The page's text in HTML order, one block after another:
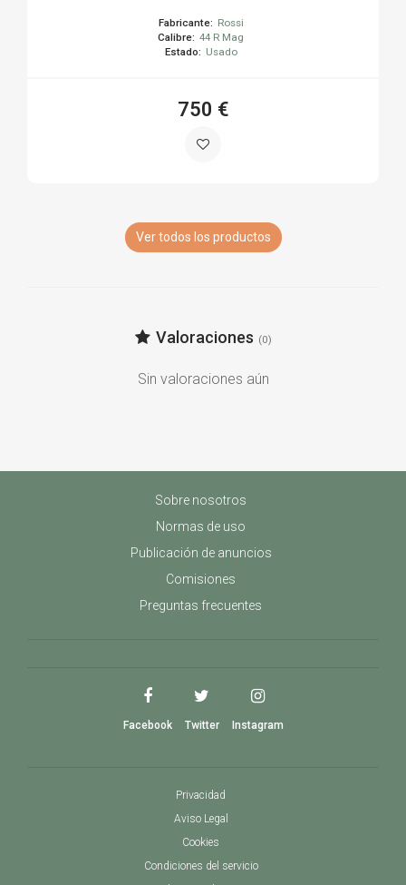
Fabricante: Rossi
Calibre: 44 R Mag
Estado: Usado
750 €
Ver todos los productos
Valoraciones (0)
Sin valoraciones aún
Sobre nosotros
Normas de uso
Publicación de anuncios
Comisiones
Preguntas frecuentes
Facebook Twitter Instagram
Privacidad
Aviso Legal
Cookies
Condiciones del servicio